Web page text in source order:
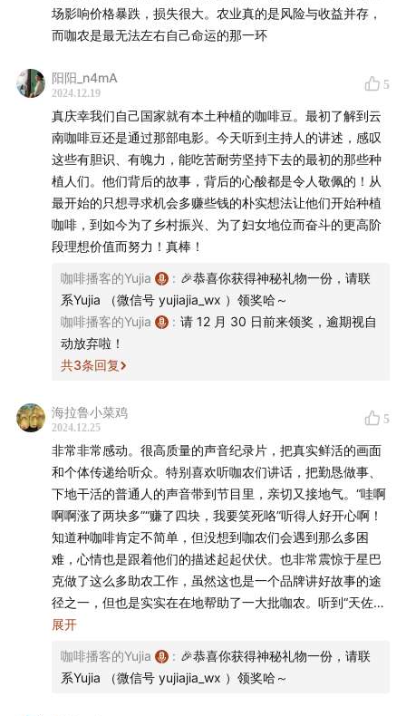
马孝金在武林大会
臻选名人堂
场影响价格暴跌，损失很大。农业真的是风险与收益并存，
而咖农是最无法左右自己命运的那一环
阳阳_n4mA
2024.12.19
5
真庆幸我们自己国家就有本土种植的咖啡豆。最初了解到云
南咖啡豆还是通过那部电影。今天听到主持人的讲述，感叹
这些有胆识、有魄力，能吃苦耐劳坚持下去的最初的那些种
植人们。他们背后的故事，背后的心酸都是令人敬佩的！从
最开始的只想寻求机会多赚些钱的朴实想法让他们开始种植
咖啡，到如今为了乡村振兴、为了妇女地位而奋斗的更高阶
段理想价值而努力！真棒！
咖啡播客的Yujia : 🎉恭喜你获得神秘礼物一份，请联
系Yujia （微信号 yujiajia_wx ）领奖哈～
咖啡播客的Yujia
: 请 12 月 30 日前来领奖，逾期视自
动放弃啦！
共3条回复
海拉鲁小菜鸡
2024.12.25
5
非常非常感动。很高质量的声音纪录片，把真实鲜活的画面
和个体传递给听众。特别喜欢听咖农们讲话，把勤恳做事、
下地干活的普通人的声音带到节目里，亲切又接地气。“哇啊
啊啊涨了两块多”“赚了四块，我要笑死咯”听得人好开心啊！
知道种咖啡肯定不简单，但没想到咖农们会遇到那么多困
难，心情也是跟着他们的描述起起伏伏。也非常震惊于星巴
克做了这么多助农工作，虽然这也是一个品牌讲好故事的途
径之一，但也是实实在在地帮助了一大批咖农。听到“天佐之
合”时突然很想流泪，为他们终于评上甄选咖啡感动，也为星
的行为感动。听完专门去搜了当年的这款咖啡豆，卡片的描
述看得人好想落泪，“这款拼配咖啡豆，来自两位优秀的云南
展开
咖啡播客的Yujia : 🎉恭喜你获得神秘礼物一份，请联
系Yujia （微信号 yujiajia_wx ）领奖哈～